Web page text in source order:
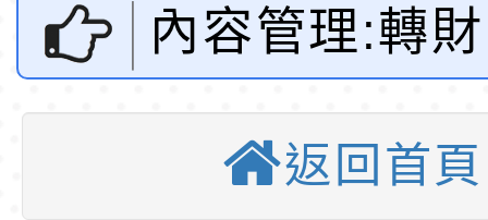
心」，請退休同仁踴
動時代中的好老師：
教師韌性
轉環境部「淨零綠領
程」
轉農業部桃園區農業
「115年食農教育專
訓練課程」，歡迎已
錄取公告-桃園市桃
民小學115學年度「
東門國小115學年度
內容管理:轉
台灣養殖漁
金會辦理「
返回首頁